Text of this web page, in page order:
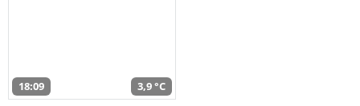
18:09 3,9 °C